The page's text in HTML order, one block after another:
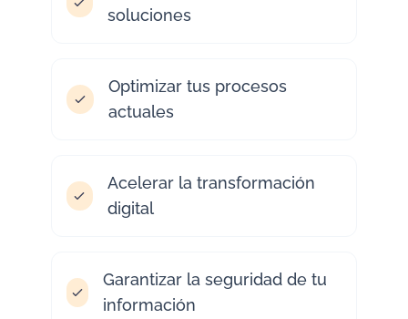
soluciones
Optimizar tus procesos
actuales
Acelerar la transformación
digital
Garantizar la seguridad de tu
información